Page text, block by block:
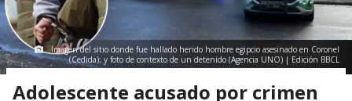
Imagen del sitio donde fue hallado herido hombre egipcio asesinado en Coronel
(Cedida); y foto de contexto de un detenido (Agencia UNO) | Edición BBCL
Adolescente acusado por crimen